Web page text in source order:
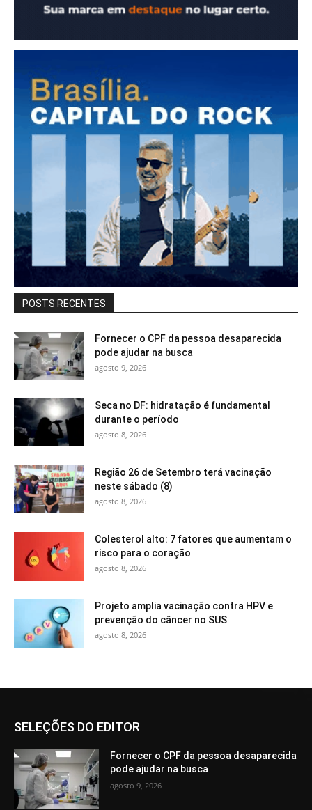
POSTS RECENTES
Fornecer o CPF da pessoa desaparecida
pode ajudar na busca
agosto 9, 2026
Seca no DF: hidratação é fundamental
durante o período
agosto 8, 2026
Região 26 de Setembro terá vacinação
neste sábado (8)
agosto 8, 2026
Colesterol alto: 7 fatores que aumentam o
risco para o coração
agosto 8, 2026
Projeto amplia vacinação contra HPV e
prevenção do câncer no SUS
agosto 8, 2026
SELEÇÕES DO EDITOR
Fornecer o CPF da pessoa desaparecida
pode ajudar na busca
agosto 9, 2026